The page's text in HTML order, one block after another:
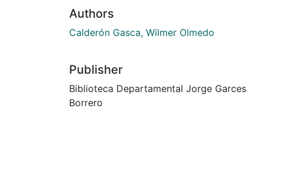
Authors
Calderón Gasca, Wilmer Olmedo
Publisher
Biblioteca Departamental Jorge Garces
Borrero